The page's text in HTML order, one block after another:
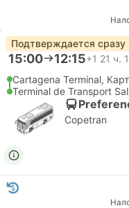
Подтверждается сразу
15:00 12:15+1 21 ч.
Cartagena Terminal,
Terminal de Transport
Copetran